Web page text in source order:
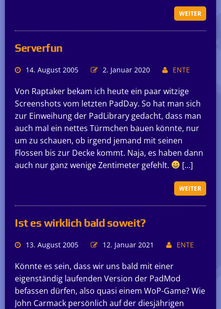
WEITER
Serverfun
14. August 2005 2. Januar 2020 ENTE
Von Raptaker bekam ich heute ein paar witzige
Screenshots vom letzten PadDay. So hat man sich
zur Einweihung der PadLibrary gedacht, dass man
auch mal ein nettes Türmchen bauen könnte, nur
um zu schauen, ob irgend jemand mit seinen
Flossen bis zur Decke kommt. Naja, es haben dann
auch nur ganz wenige Zentimeter gefehlt.
[…]
WEITER
Ist es wirklich bald soweit?
13. August 2005 12. Januar 2021 ENTE
Könnte es sein, dass wir uns bald mit einer
eigenständig laufenden Version der PadMod
befassen dürfen, also quasi einem WoP-Game? Wie
John Carmack persönlich auf der diesjährigen